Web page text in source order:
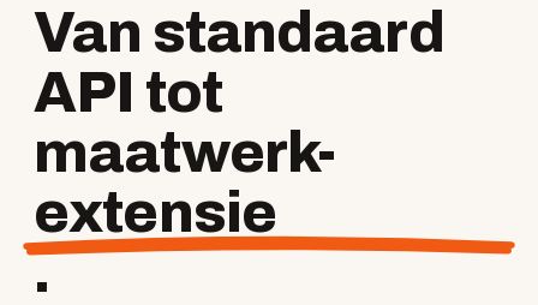
Van standaard
API tot
maatwerk-
extensie
.